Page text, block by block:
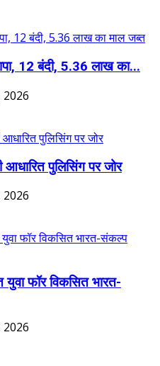
12 बंदी, 5.36 लाख का...
2026
आधारित पुलिसिंग पर जोर
2026
फॉर विकसित भारत-
2026